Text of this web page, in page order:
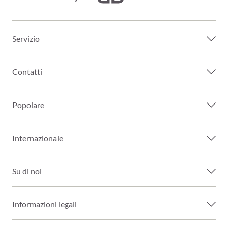
Servizio
Contatti
Popolare
Internazionale
Su di noi
Informazioni legali